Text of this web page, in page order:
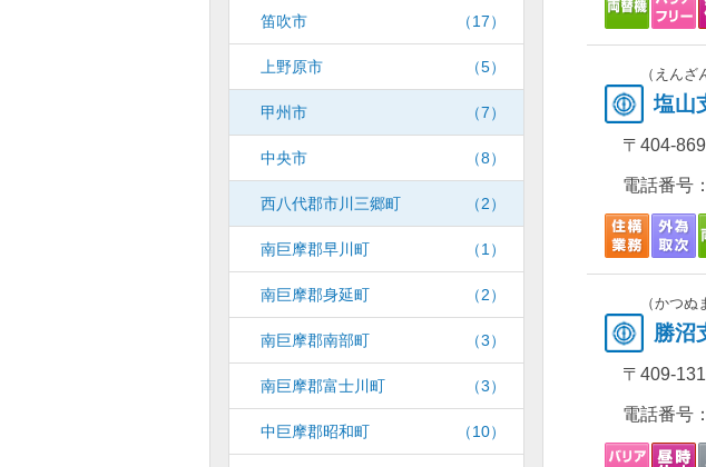
笛吹市 （17）
上野原市 （5）
甲州市 （7）
中央市 （8）
西八代郡市川三郷町 （2）
南巨摩郡早川町 （1）
南巨摩郡身延町 （2）
南巨摩郡南部町 （3）
南巨摩郡富士川町 （3）
中巨摩郡昭和町 （10）
（えんざ
塩山
〒404-
電話番号：
（かつぬ
勝沼
〒409-
電話番号：